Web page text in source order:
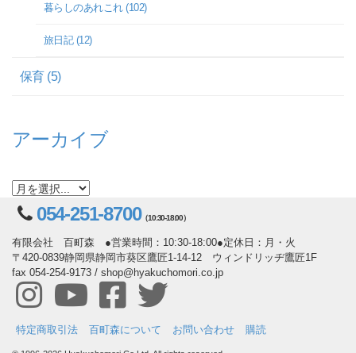
暮らしのあれこれ (102)
旅日記 (12)
保育 (5)
アーカイブ
054-251-8700（10:30-18:00）
有限会社 百町森 ●営業時間：10:30-18:00●定休日：月・火
〒420-0839静岡県静岡市葵区鷹匠1-14-12 ウィンドリッヂ鷹匠1F
fax 054-254-9173 / shop@hyakuchomori.co.jp
特定商取引法 百町森について お問い合わせ 購読